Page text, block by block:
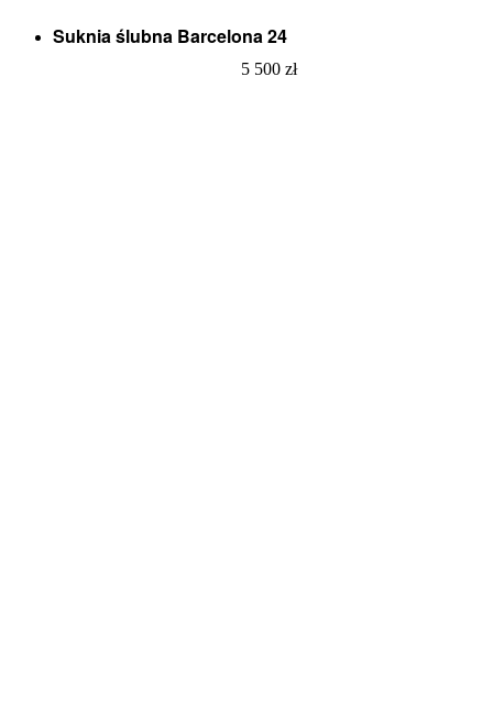
Suknia ślubna Barcelona 24
5 500 zł